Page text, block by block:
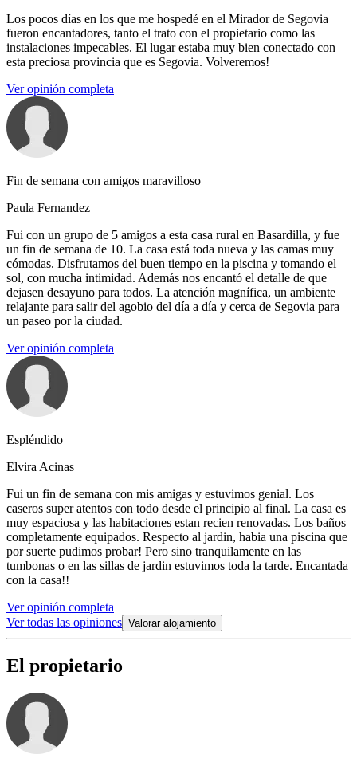
Los pocos días en los que me hospedé en el Mirador de Segovia
fueron encantadores, tanto el trato con el propietario como las
instalaciones impecables. El lugar estaba muy bien conectado con
esta preciosa provincia que es Segovia. Volveremos!
Ver opinión completa
Fin de semana con amigos maravilloso
Paula Fernandez
Fui con un grupo de 5 amigos a esta casa rural en Basardilla, y fue
un fin de semana de 10. La casa está toda nueva y las camas muy
cómodas. Disfrutamos del buen tiempo en la piscina y tomando el
sol, con mucha intimidad. Además nos encantó el detalle de que
dejasen desayuno para todos. La atención magnífica, un ambiente
relajante para salir del agobio del día a día y cerca de Segovia para
un paseo por la ciudad.
Ver opinión completa
Espléndido
Elvira Acinas
Fui un fin de semana con mis amigas y estuvimos genial. Los
caseros super atentos con todo desde el principio al final. La casa es
muy espaciosa y las habitaciones estan recien renovadas. Los baños
completamente equipados. Respecto al jardin, habia una piscina que
por suerte pudimos probar! Pero sino tranquilamente en las
tumbonas o en las sillas de jardin estuvimos toda la tarde. Encantada
con la casa!!
Ver opinión completa
Ver todas las opiniones Valorar alojamiento
El propietario